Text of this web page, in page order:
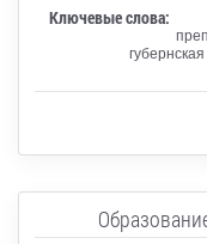
Ключевые слова: